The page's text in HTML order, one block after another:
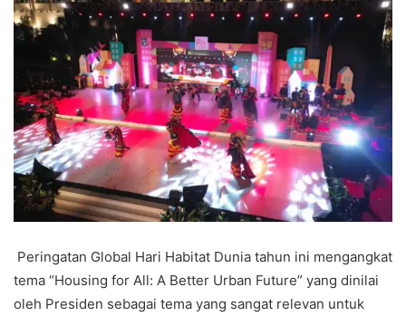
Peringatan Global Hari Habitat Dunia tahun ini mengangkat
tema “Housing for All: A Better Urban Future” yang dinilai
oleh Presiden sebagai tema yang sangat relevan untuk